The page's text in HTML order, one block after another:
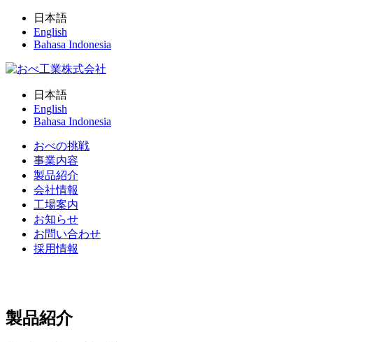
日本語
English
Bahasa Indonesia
日本語
English
Bahasa Indonesia
おべの挑戦
事業内容
製品紹介
会社情報
工場案内
お知らせ
お問い合わせ
採用情報
製品紹介